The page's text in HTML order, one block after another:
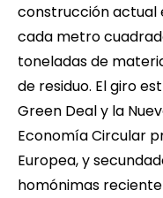
construcción actual
cada metro
toneladas de
de residuo. El giro
Green Deal y la
Economía Circular
Europea, y
homónimas